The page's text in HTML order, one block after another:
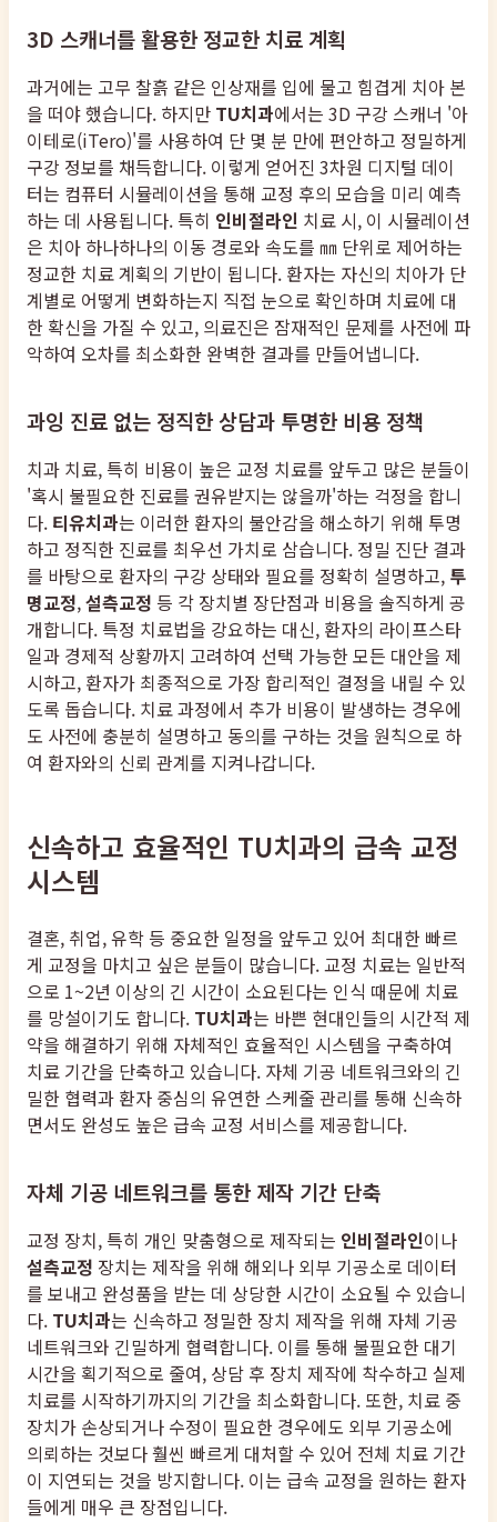
3D 스캐너를 활용한 정교한 치료 계획
과거에는 고무 찰흙 같은 인상재를 입에 물고 힘겹게 치아 본
을 떠야 했습니다. 하지만 TU치과에서는 3D 구강 스캐너 '아
이테로(iTero)'를 사용하여 단 몇 분 만에 편안하고 정밀하게
구강 정보를 채득합니다. 이렇게 얻어진 3차원 디지털 데이
터는 컴퓨터 시뮬레이션을 통해 교정 후의 모습을 미리 예측
하는 데 사용됩니다. 특히 인비절라인 치료 시, 이 시뮬레이션
은 치아 하나하나의 이동 경로와 속도를 ㎜ 단위로 제어하는
정교한 치료 계획의 기반이 됩니다. 환자는 자신의 치아가 단
계별로 어떻게 변화하는지 직접 눈으로 확인하며 치료에 대
한 확신을 가질 수 있고, 의료진은 잠재적인 문제를 사전에 파
악하여 오차를 최소화한 완벽한 결과를 만들어냅니다.
과잉 진료 없는 정직한 상담과 투명한 비용 정책
치과 치료, 특히 비용이 높은 교정 치료를 앞두고 많은 분들이
'혹시 불필요한 진료를 권유받지는 않을까'하는 걱정을 합니
다. 티유치과는 이러한 환자의 불안감을 해소하기 위해 투명
하고 정직한 진료를 최우선 가치로 삼습니다. 정밀 진단 결과
를 바탕으로 환자의 구강 상태와 필요를 정확히 설명하고, 투
명교정,설측교정 등 각 장치별 장단점과 비용을 솔직하게 공
개합니다. 특정 치료법을 강요하는 대신, 환자의 라이프스타
일과 경제적 상황까지 고려하여 선택 가능한 모든 대안을 제
시하고, 환자가 최종적으로 가장 합리적인 결정을 내릴 수 있
도록 돕습니다. 치료 과정에서 추가 비용이 발생하는 경우에
도 사전에 충분히 설명하고 동의를 구하는 것을 원칙으로 하
여 환자와의 신뢰 관계를 지켜나갑니다.
신속하고 효율적인 TU치과의 급속 교정
시스템
결혼, 취업, 유학 등 중요한 일정을 앞두고 있어 최대한 빠르
게 교정을 마치고 싶은 분들이 많습니다. 교정 치료는 일반적
으로 1~2년 이상의 긴 시간이 소요된다는 인식 때문에 치료
를 망설이기도 합니다. TU치과는 바쁜 현대인들의 시간적 제
약을 해결하기 위해 자체적인 효율적인 시스템을 구축하여
치료 기간을 단축하고 있습니다. 자체 기공 네트워크와의 긴
밀한 협력과 환자 중심의 유연한 스케줄 관리를 통해 신속하
면서도 완성도 높은 급속 교정 서비스를 제공합니다.
자체 기공 네트워크를 통한 제작 기간 단축
교정 장치, 특히 개인 맞춤형으로 제작되는 인비절라인이나
설측교정 장치는 제작을 위해 해외나 외부 기공소로 데이터
를 보내고 완성품을 받는 데 상당한 시간이 소요될 수 있습니
다. TU치과는 신속하고 정밀한 장치 제작을 위해 자체 기공
네트워크와 긴밀하게 협력합니다. 이를 통해 불필요한 대기
시간을 획기적으로 줄여, 상담 후 장치 제작에 착수하고 실제
치료를 시작하기까지의 기간을 최소화합니다. 또한, 치료 중
장치가 손상되거나 수정이 필요한 경우에도 외부 기공소에
의뢰하는 것보다 훨씬 빠르게 대처할 수 있어 전체 치료 기간
이 지연되는 것을 방지합니다. 이는 급속 교정을 원하는 환자
들에게 매우 큰 장점입니다.